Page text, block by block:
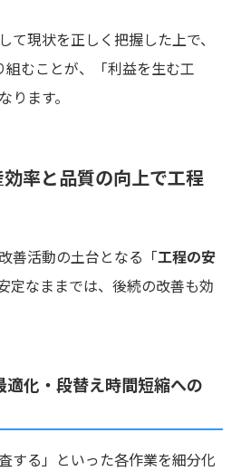
て現状を正しく把握した上で、
むことが、「利益を生む工
ます。
率と品質の向上で工程
善活動の土台となる「工程の安
定なままでは、後続の改善も効
化・段替え時間短縮への
する」といった各作業を細分化